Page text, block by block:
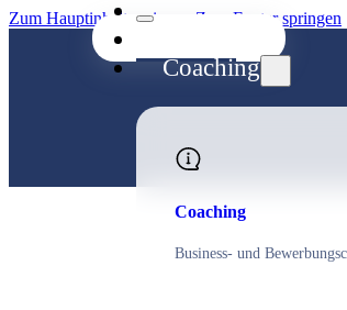
Zum Hauptinhalt springen Zum Footer springen
Coaching
Coaching
Business- und